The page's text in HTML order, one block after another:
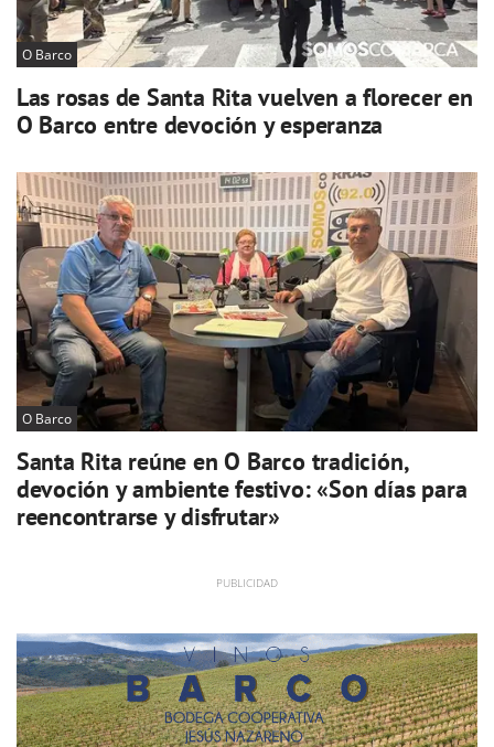
O Barco
Las rosas de Santa Rita vuelven a florecer en
O Barco entre devoción y esperanza
O Barco
Santa Rita reúne en O Barco tradición,
devoción y ambiente festivo: «Son días para
reencontrarse y disfrutar»